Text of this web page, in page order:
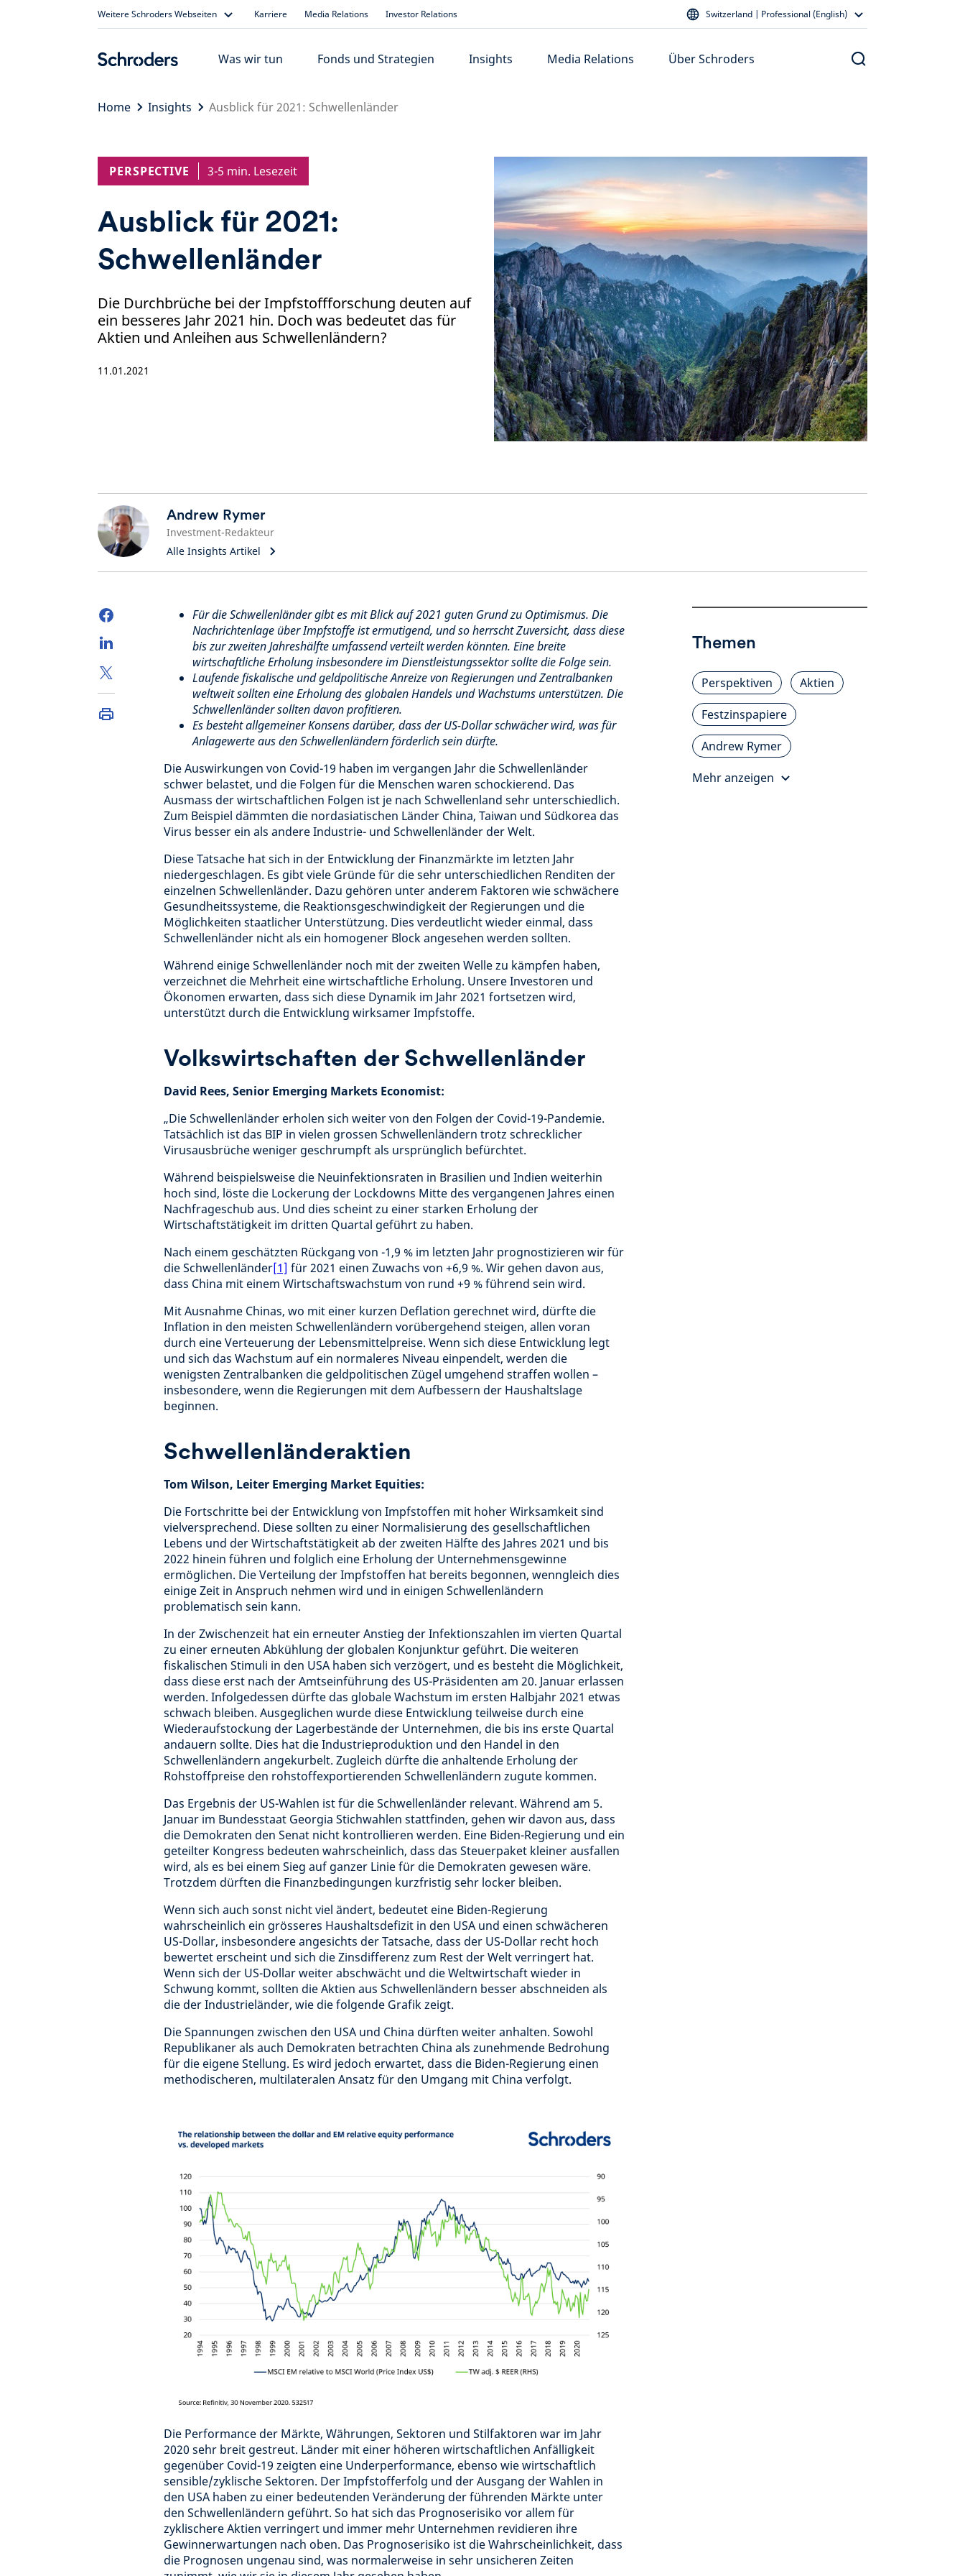
Weitere Schroders Webseiten Karriere Media Relations Investor Relations Switzerland | Professional (English)
Was wir tun Fonds und Strategien Insights Media Relations Über Schroders
Home Insights Ausblick für 2021: Schwellenländer
PERSPECTIVE 3-5 min. Lesezeit
Ausblick für 2021:
Schwellenländer
Die Durchbrüche bei der Impfstoffforschung deuten auf
ein besseres Jahr 2021 hin. Doch was bedeutet das für
Aktien und Anleihen aus Schwellenländern?
11.01.2021
Andrew Rymer
Investment-Redakteur
Alle Insights Artikel
Für die Schwellenländer gibt es mit Blick auf 2021 guten Grund zu Optimismus. Die
Nachrichtenlage über Impfstoffe ist ermutigend, und so herrscht Zuversicht, dass diese
bis zur zweiten Jahreshälfte umfassend verteilt werden könnten. Eine breite
wirtschaftliche Erholung insbesondere im Dienstleistungssektor sollte die Folge sein.
Laufende fiskalische und geldpolitische Anreize von Regierungen und Zentralbanken
weltweit sollten eine Erholung des globalen Handels und Wachstums unterstützen. Die
Schwellenländer sollten davon profitieren.
Es besteht allgemeiner Konsens darüber, dass der US-Dollar schwächer wird, was für
Anlagewerte aus den Schwellenländern förderlich sein dürfte.
Die Auswirkungen von Covid-19 haben im vergangen Jahr die Schwellenländer
schwer belastet, und die Folgen für die Menschen waren schockierend. Das
Ausmass der wirtschaftlichen Folgen ist je nach Schwellenland sehr unterschiedlich.
Zum Beispiel dämmten die nordasiatischen Länder China, Taiwan und Südkorea das
Virus besser ein als andere Industrie- und Schwellenländer der Welt.
Diese Tatsache hat sich in der Entwicklung der Finanzmärkte im letzten Jahr
niedergeschlagen. Es gibt viele Gründe für die sehr unterschiedlichen Renditen der
einzelnen Schwellenländer. Dazu gehören unter anderem Faktoren wie schwächere
Gesundheitssysteme, die Reaktionsgeschwindigkeit der Regierungen und die
Möglichkeiten staatlicher Unterstützung. Dies verdeutlicht wieder einmal, dass
Schwellenländer nicht als ein homogener Block angesehen werden sollten.
Während einige Schwellenländer noch mit der zweiten Welle zu kämpfen haben,
verzeichnet die Mehrheit eine wirtschaftliche Erholung. Unsere Investoren und
Ökonomen erwarten, dass sich diese Dynamik im Jahr 2021 fortsetzen wird,
unterstützt durch die Entwicklung wirksamer Impfstoffe.
Volkswirtschaften der Schwellenländer
David Rees, Senior Emerging Markets Economist:
„Die Schwellenländer erholen sich weiter von den Folgen der Covid-19-Pandemie.
Tatsächlich ist das BIP in vielen grossen Schwellenländern trotz schrecklicher
Virusausbrüche weniger geschrumpft als ursprünglich befürchtet.
Während beispielsweise die Neuinfektionsraten in Brasilien und Indien weiterhin
hoch sind, löste die Lockerung der Lockdowns Mitte des vergangenen Jahres einen
Nachfrageschub aus. Und dies scheint zu einer starken Erholung der
Wirtschaftstätigkeit im dritten Quartal geführt zu haben.
Nach einem geschätzten Rückgang von -1,9 % im letzten Jahr prognostizieren wir für
die Schwellenländer[1] für 2021 einen Zuwachs von +6,9 %. Wir gehen davon aus,
dass China mit einem Wirtschaftswachstum von rund +9 % führend sein wird.
Mit Ausnahme Chinas, wo mit einer kurzen Deflation gerechnet wird, dürfte die
Inflation in den meisten Schwellenländern vorübergehend steigen, allen voran
durch eine Verteuerung der Lebensmittelpreise. Wenn sich diese Entwicklung legt
und sich das Wachstum auf ein normaleres Niveau einpendelt, werden die
wenigsten Zentralbanken die geldpolitischen Zügel umgehend straffen wollen –
insbesondere, wenn die Regierungen mit dem Aufbessern der Haushaltslage
beginnen.
Schwellenländeraktien
Tom Wilson, Leiter Emerging Market Equities:
Die Fortschritte bei der Entwicklung von Impfstoffen mit hoher Wirksamkeit sind
vielversprechend. Diese sollten zu einer Normalisierung des gesellschaftlichen
Lebens und der Wirtschaftstätigkeit ab der zweiten Hälfte des Jahres 2021 und bis
2022 hinein führen und folglich eine Erholung der Unternehmensgewinne
ermöglichen. Die Verteilung der Impfstoffen hat bereits begonnen, wenngleich dies
einige Zeit in Anspruch nehmen wird und in einigen Schwellenländern
problematisch sein kann.
In der Zwischenzeit hat ein erneuter Anstieg der Infektionszahlen im vierten Quartal
zu einer erneuten Abkühlung der globalen Konjunktur geführt. Die weiteren
fiskalischen Stimuli in den USA haben sich verzögert, und es besteht die Möglichkeit,
dass diese erst nach der Amtseinführung des US-Präsidenten am 20. Januar erlassen
werden. Infolgedessen dürfte das globale Wachstum im ersten Halbjahr 2021 etwas
schwach bleiben. Ausgeglichen wurde diese Entwicklung teilweise durch eine
Wiederaufstockung der Lagerbestände der Unternehmen, die bis ins erste Quartal
andauern sollte. Dies hat die Industrieproduktion und den Handel in den
Schwellenländern angekurbelt. Zugleich dürfte die anhaltende Erholung der
Rohstoffpreise den rohstoffexportierenden Schwellenländern zugute kommen.
Das Ergebnis der US-Wahlen ist für die Schwellenländer relevant. Während am 5.
Januar im Bundesstaat Georgia Stichwahlen stattfinden, gehen wir davon aus, dass
die Demokraten den Senat nicht kontrollieren werden. Eine Biden-Regierung und ein
geteilter Kongress bedeuten wahrscheinlich, dass das Steuerpaket kleiner ausfallen
wird, als es bei einem Sieg auf ganzer Linie für die Demokraten gewesen wäre.
Trotzdem dürften die Finanzbedingungen kurzfristig sehr locker bleiben.
Wenn sich auch sonst nicht viel ändert, bedeutet eine Biden-Regierung
wahrscheinlich ein grösseres Haushaltsdefizit in den USA und einen schwächeren
US-Dollar, insbesondere angesichts der Tatsache, dass der US-Dollar recht hoch
bewertet erscheint und sich die Zinsdifferenz zum Rest der Welt verringert hat.
Wenn sich der US-Dollar weiter abschwächt und die Weltwirtschaft wieder in
Schwung kommt, sollten die Aktien aus Schwellenländern besser abschneiden als
die der Industrieländer, wie die folgende Grafik zeigt.
Die Spannungen zwischen den USA und China dürften weiter anhalten. Sowohl
Republikaner als auch Demokraten betrachten China als zunehmende Bedrohung
für die eigene Stellung. Es wird jedoch erwartet, dass die Biden-Regierung einen
methodischeren, multilateralen Ansatz für den Umgang mit China verfolgt.
Die Performance der Märkte, Währungen, Sektoren und Stilfaktoren war im Jahr
2020 sehr breit gestreut. Länder mit einer höheren wirtschaftlichen Anfälligkeit
gegenüber Covid-19 zeigten eine Underperformance, ebenso wie wirtschaftlich
sensible/zyklische Sektoren. Der Impfstofferfolg und der Ausgang der Wahlen in
den USA haben zu einer bedeutenden Veränderung der führenden Märkte unter
den Schwellenländern geführt. So hat sich das Prognoserisiko vor allem für
zyklischere Aktien verringert und immer mehr Unternehmen revidieren ihre
Gewinnerwartungen nach oben. Das Prognoserisiko ist die Wahrscheinlichkeit, dass
die Prognosen ungenau sind, was normalerweise in sehr unsicheren Zeiten
Themen
Perspektiven
Aktien
Festzinspapiere
Andrew Rymer
Mehr anzeigen